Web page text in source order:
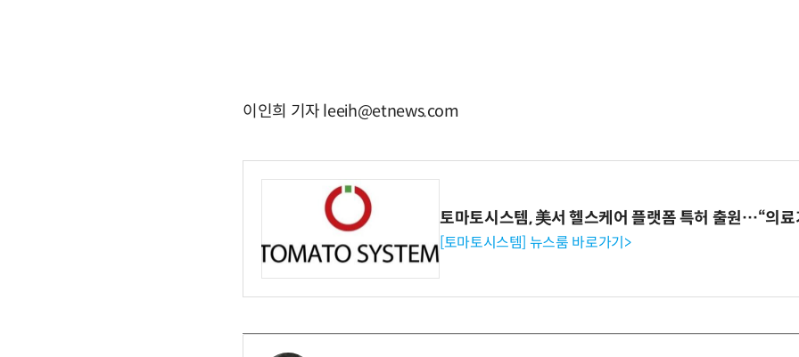
이인희 기자 leeih@etnews.com
토마토시스템, 美서 헬스케어 플랫폼 특허 출원…“의
[토마토시스템] 뉴스룸 바로가기>